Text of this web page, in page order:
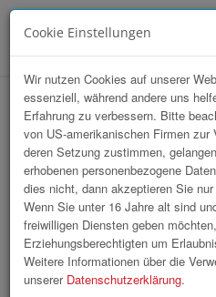
hr-lounge Mitte zu
Wimmer
Cookie Einstellungen
Wir nutzen Cookies auf unserer
essenziell, während andere uns
Erfahrung zu verbessern. Bitte
von US-amerikanischen Firmen zur
deren Setzung zustimmen,
erhobenen personenbezogene
dies nicht, dann akzeptieren Sie
Wenn Sie unter 16 Jahre alt sind
freiwilligen Diensten geben
Erziehungsberechtigten um
Weitere Informationen über die
unserer Datenschutzerklärung.